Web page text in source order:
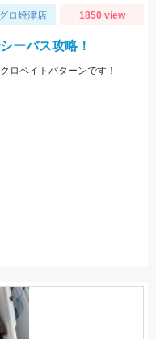
ロ焼津店 1850 view
ーバス攻略！
ロベイトパターンです！